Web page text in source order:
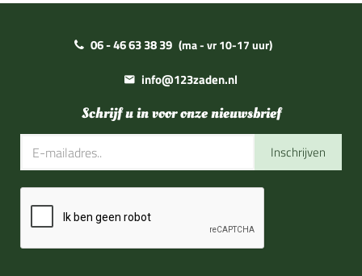
06 - 46 63 38 39 (ma - vr 10-17 uur)
info@123zaden.nl
Schrijf u in voor onze nieuwsbrief
Inschrijven